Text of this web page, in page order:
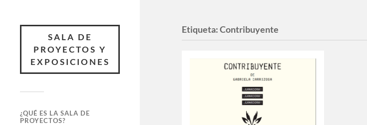
SALA DE
PROYECTOS Y
EXPOSICIONES
¿QUÉ ES LA SALA DE
PROYECTOS?
Etiqueta:Contribuyente